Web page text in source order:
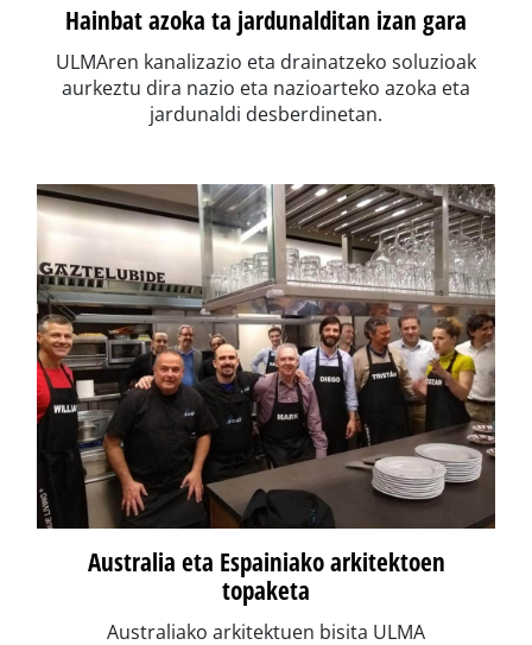
Hainbat azoka ta jardunalditan izan gara
ULMAren kanalizazio eta drainatzeko soluzioak
aurkeztu dira nazio eta nazioarteko azoka eta
jardunaldi desberdinetan.
Australia eta Espainiako arkitektoen
topaketa
Australiako arkitektuen bisita ULMA